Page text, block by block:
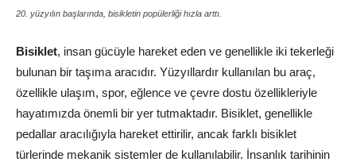
20. yüzyılın başlarında, bisikletin popülerliği hızla arttı.
Bisiklet, insan gücüyle hareket eden ve genellikle iki tekerleği
bulunan bir taşıma aracıdır. Yüzyıllardır kullanılan bu araç,
özellikle ulaşım, spor, eğlence ve çevre dostu özellikleriyle
hayatımızda önemli bir yer tutmaktadır. Bisiklet, genellikle
pedallar aracılığıyla hareket ettirilir, ancak farklı bisiklet
türlerinde mekanik sistemler de kullanılabilir. İnsanlık tarihinin